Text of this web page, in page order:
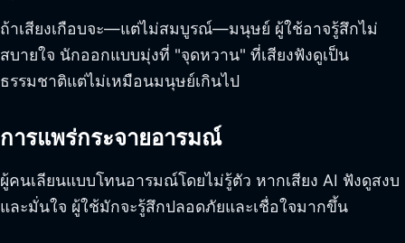
ถ้าเสียงเกือบจะ—แต่ไม่สมบูรณ์—มนุษย์ ผู้ใช้อาจรู้สึกไม่
สบายใจ นักออกแบบมุ่งที่ "จุดหวาน" ที่เสียงฟังดูเป็น
ธรรมชาติแต่ไม่เหมือนมนุษย์เกินไป
การแพร่กระจายอารมณ์
ผู้คนเลียนแบบโทนอารมณ์โดยไม่รู้ตัว หากเสียง AI ฟังดูสงบ
และมั่นใจ ผู้ใช้มักจะรู้สึกปลอดภัยและเชื่อใจมากขึ้น